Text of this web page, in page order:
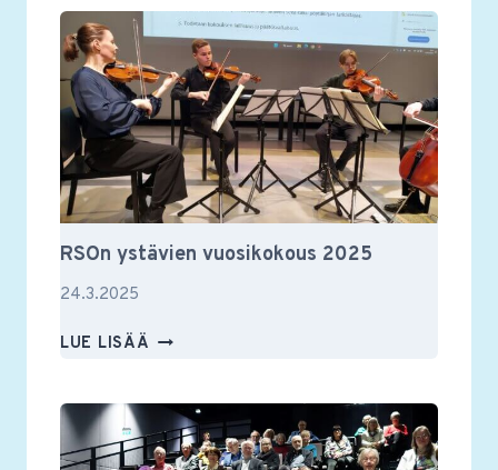
TAPAHTUI
RSOn ystävien vuosikokous 2025
24.3.2025
LUE LISÄÄ RSON
2025